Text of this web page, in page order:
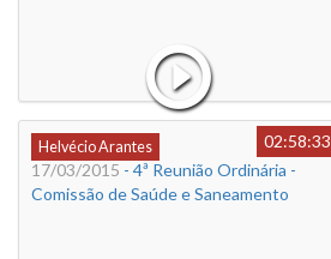
Helvécio Arantes
02:58:33
17/03/2015 - 4ª Reunião Ordinária -
Comissão de Saúde e Saneamento